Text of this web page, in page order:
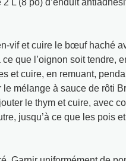
L (8 po) d’enduit
vif et cuire le bœuf haché
que l’oignon soit tendre,
et cuire, en remuant,
mélange à sauce de rôti
le thym et cuire, avec
jusqu’à ce que les pois